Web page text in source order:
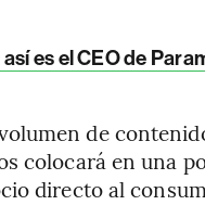
es el CEO de
de
colocará en una
directo al